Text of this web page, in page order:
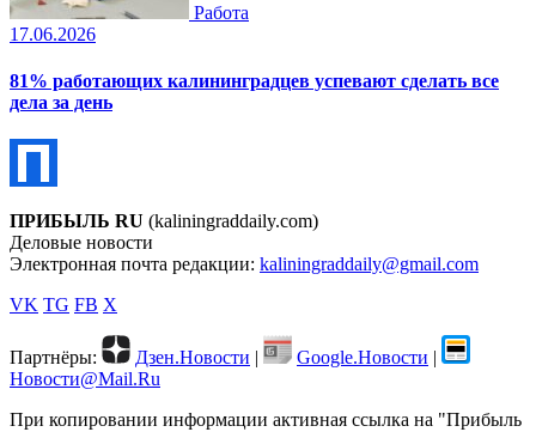
Работа
17.06.2026
81% работающих калининградцев успевают сделать все
дела за день
ПРИБЫЛЬ RU (kaliningraddaily.com)
Деловые новости
Электронная почта редакции: kaliningraddaily@gmail.com
VK TG FB X
Партнёры: Дзен.Новости | Google.Новости |
Новости@Mail.Ru
При копировании информации активная ссылка на "Прибыль